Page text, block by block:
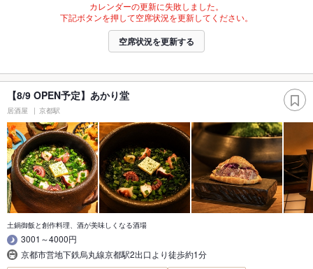
カレンダーの更新に失敗しました。
下記ボタンを押して空席状況を更新してください。
空席状況を更新する
【8/9 OPEN予定】あかり堂
居酒屋 京都駅
土鍋御飯と創作料理、酒が美味しくなる酒場
3001～4000円
京都市営地下鉄烏丸線京都駅2出口より徒歩約1分